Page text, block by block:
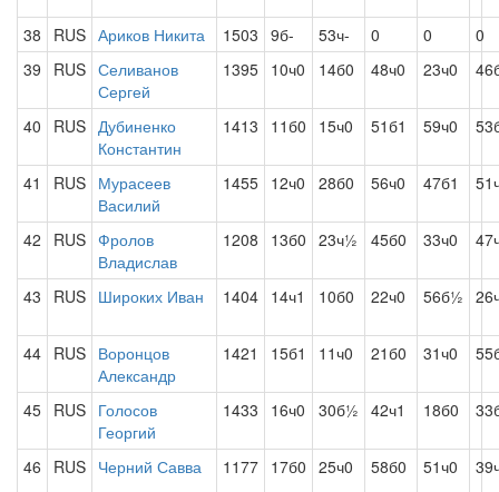
38 RUS Ариков Никита 1503 9б- 53ч- 0 0
0
39
RUS Селиванов
Сергей
1395 10ч0 14б0 48ч0 23ч0
40 RUS Дубиненко
Константин
1413 11б0 15ч0 51б1 59ч0
41 RUS Мурасеев
Василий
1455 12ч0 28б0 56ч0 47б1
42 RUS Фролов
Владислав
1208 13б0 23ч½ 45б0 33ч0
43 RUS Широких Иван 1404 14ч1 10б0 22ч0 56б½
44 RUS Воронцов
Александр
1421 15б1 11ч0 21б0 31ч0
45 RUS Голосов
Георгий
1433 16ч0 30б½ 42ч1 18б0
46 RUS Черний Савва 1177 17б0 25ч0 58б0 51ч0